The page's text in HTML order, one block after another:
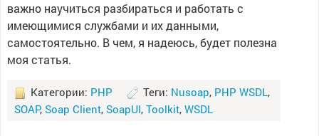
важно научиться разбираться и работать с
имеющимися службами и их данными,
самостоятельно. В чем, я надеюсь, будет полезна
моя статья.
Категории: PHP Теги: Nusoap, PHP WSDL,
SOAP, Soap Client, SoapUI, Toolkit, WSDL